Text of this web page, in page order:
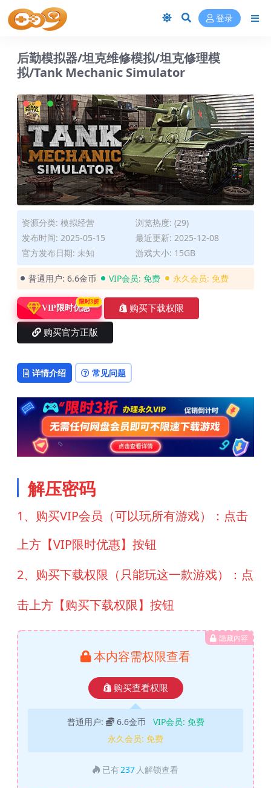
登录
后勤模拟器/坦克维修模拟/坦克修理模
拟/Tank Mechanic Simulator
资源分类: 模拟经营
浏览热度: (29)
发布时间: 2025-05-15
最近更新: 2025-12-08
官方发布日期: 未知
游戏大小: 15GB
普通用户: 6.6金币 VIP会员: 免费 永久会员: 免费
VIP限时优惠
限时3折
购买下载权限
购买官方正版
详情介绍 常见问题
解压密码
1、购买VIP会员（可以玩所有游戏）：点击
上方【VIP限时优惠】按钮
2、购买下载权限（只能玩这一款游戏）：点
击上方【购买下载权限】按钮
隐藏内容
本内容需权限查看
购买查看权限
普通用户: 6.6金币 VIP会员: 免费
永久会员: 免费
已有237 人解锁查看